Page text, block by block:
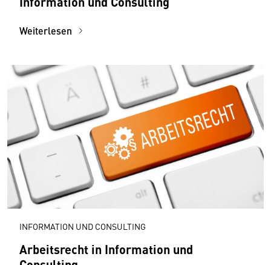
Weiterlesen
INFORMATION UND CONSULTING
Arbeitsrecht in Information und